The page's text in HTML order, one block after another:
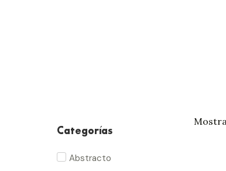
Categorías
Abstracto